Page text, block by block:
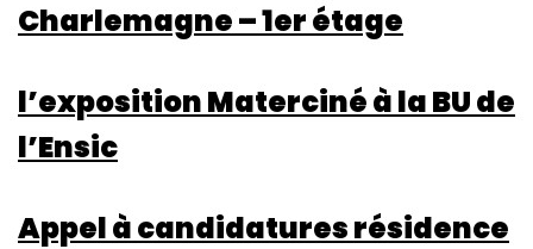
Charlemagne – 1er étage
l’exposition Materciné à la BU de
l’Ensic
Appel à candidatures résidence